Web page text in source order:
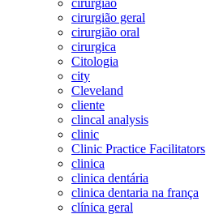
cirurgião geral
cirurgião oral
cirurgica
Citologia
city
Cleveland
cliente
clincal analysis
clinic
Clinic Practice Facilitators
clinica
clinica dentária
clinica dentaria na frança
clínica geral